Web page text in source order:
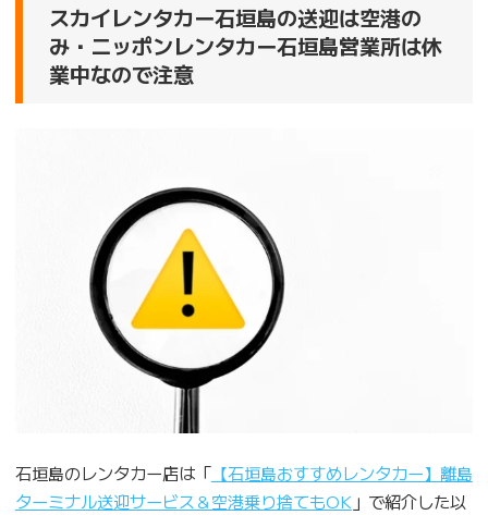
スカイレンタカー石垣島の送迎は空港の
み・ニッポンレンタカー石垣島営業所は休
業中なので注意
石垣島のレンタカー店は「【石垣島おすすめレンタカー】離島
ターミナル送迎サービス＆空港乗り捨てもOK」で紹介した以